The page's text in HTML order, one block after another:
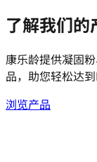
了解我们的
康乐龄提供凝固
品，助您轻松达到
浏览产品